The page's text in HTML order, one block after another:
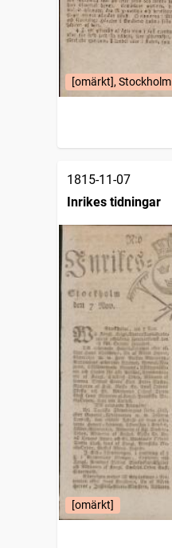
[omärkt], Stockholm
1815-11-07
Inrikes tidningar
[omärkt]